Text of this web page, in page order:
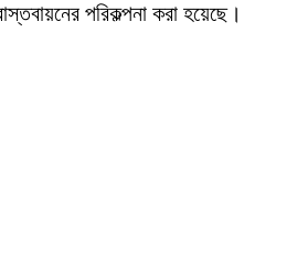
পরিকল্পনা করা হয়েছে।